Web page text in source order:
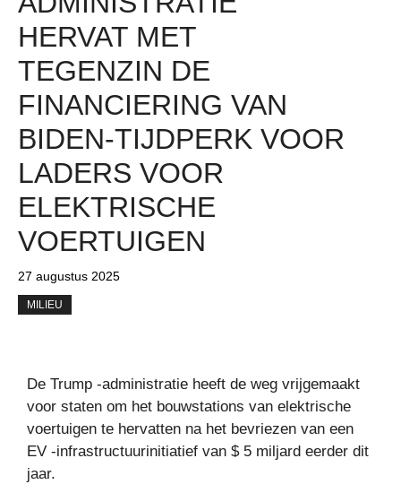
HERVAT MET
TEGENZIN DE
FINANCIERING VAN
BIDEN-TIJDPERK VOOR
LADERS VOOR
ELEKTRISCHE
VOERTUIGEN
27 augustus 2025
MILIEU
De Trump -administratie heeft de weg vrijgemaakt
voor staten om het bouwstations van elektrische
voertuigen te hervatten na het bevriezen van een
EV -infrastructuurinitiatief van $ 5 miljard eerder dit
jaar.